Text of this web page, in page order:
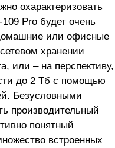
охарактеризовать
Pro будет очень
или офисные
хранении
или – на перспективу,
до 2 Тб с помощью
Безусловными
производительный
понятный
встроенных